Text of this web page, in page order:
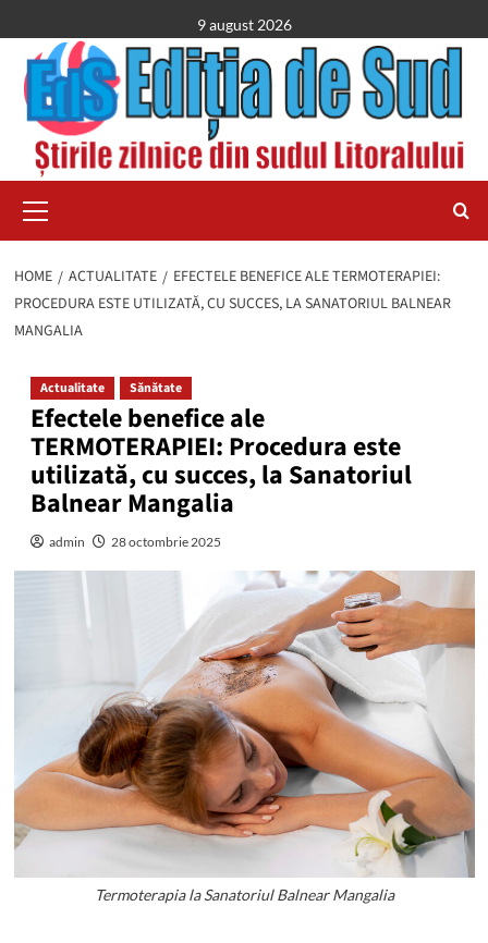
to
content
9 august 2026
Menu
HOME ACTUALITATE
EFECTELE BENEFICE ALE TERMOTERAPIEI:
PROCEDURA ESTE UTILIZATĂ, CU SUCCES, LA SANATORIUL BALNEAR
MANGALIA
Actualitate Sănătate
Efectele benefice ale
TERMOTERAPIEI: Procedura este
utilizată, cu succes, la Sanatoriul
Balnear Mangalia
admin 28 octombrie 2025
Termoterapia la Sanatoriul Balnear Mangalia